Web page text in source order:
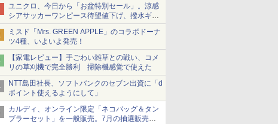
ユニクロ、今日から「お盆特別セール」。涼感
シアサッカーワンピース待望値下げ、撥水ギア
ショーツは1990円に
ミスド「Mrs. GREEN APPLE」のコラボドーナ
ツ4種、いよいよ発売！
【家電レビュー】手ごわい雑草との戦い、コメ
リの草刈機で完全勝利 掃除機感覚で使えた
NTT島田社長、ソフトバンクのセブン出資に「d
ポイント使えるようにして」
カルディ、オンライン限定「ネコバッグ＆タン
ブラーセット」を一般販売。7月の抽選販売の